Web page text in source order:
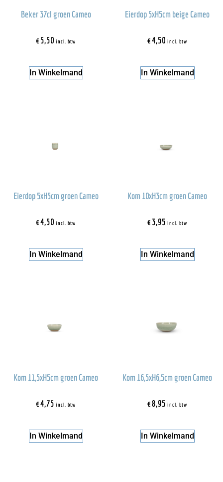
Beker 37cl groen Cameo
€5,50 incl. btw
In Winkelmand
Eierdop 5xH5cm beige Cameo
€4,50 incl. btw
In Winkelmand
Eierdop 5xH5cm groen Cameo
€4,50 incl. btw
In Winkelmand
Kom 10xH3cm groen Cameo
€3,95 incl. btw
In Winkelmand
Kom 11,5xH5cm groen Cameo
€4,75 incl. btw
In Winkelmand
Kom 16,5xH6,5cm groen Cameo
€8,95 incl. btw
In Winkelmand